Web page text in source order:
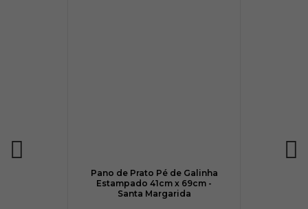
Pano de Prato Pé de Galinha
Estampado 41cm x 69cm -
Santa Margarida